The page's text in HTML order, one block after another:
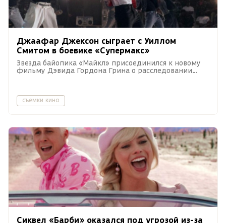
Джаафар Джексон сыграет с Уиллом
Смитом в боевике «Супермакс»
Звезда байопика «Майкл» присоединился к новому
фильму Дэвида Гордона Грина о расследовании
съёмки кино
Сиквел «Барби» оказался под угрозой из-за